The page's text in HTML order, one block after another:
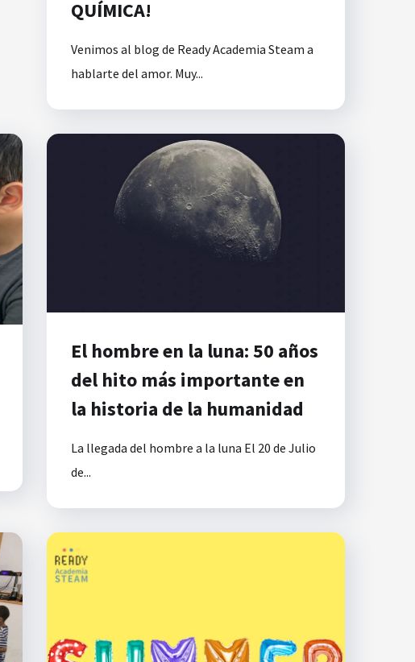
QUÍMICA!
Venimos al blog de Ready Academia Steam a
hablarte del amor. Muy...
El hombre en la luna: 50 años
del hito más importante en
la historia de la humanidad
La llegada del hombre a la luna El 20 de Julio
de...